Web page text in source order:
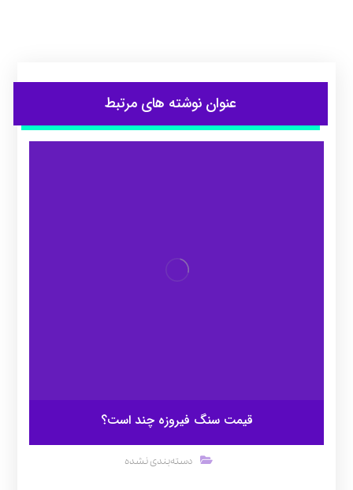
عنوان ‫نوشته های مرتبط
قیمت سنگ فیروزه چند است؟
دسته‌بندی نشده